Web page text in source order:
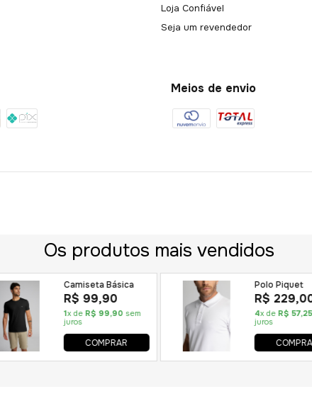
Loja Confiável
Seja um revendedor
Meios de envio